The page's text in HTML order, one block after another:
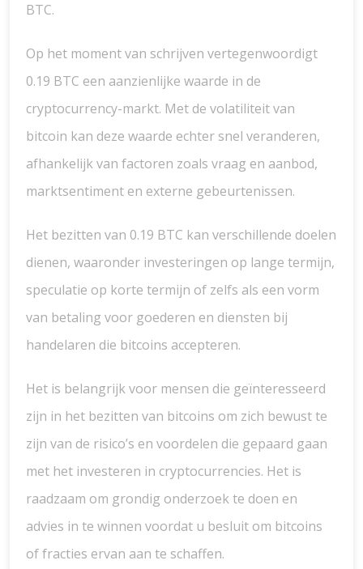
BTC.
Op het moment van schrijven vertegenwoordigt
0.19 BTC een aanzienlijke waarde in de
cryptocurrency-markt. Met de volatiliteit van
bitcoin kan deze waarde echter snel veranderen,
afhankelijk van factoren zoals vraag en aanbod,
marktsentiment en externe gebeurtenissen.
Het bezitten van 0.19 BTC kan verschillende doelen
dienen, waaronder investeringen op lange termijn,
speculatie op korte termijn of zelfs als een vorm
van betaling voor goederen en diensten bij
handelaren die bitcoins accepteren.
Het is belangrijk voor mensen die geïnteresseerd
zijn in het bezitten van bitcoins om zich bewust te
zijn van de risico’s en voordelen die gepaard gaan
met het investeren in cryptocurrencies. Het is
raadzaam om grondig onderzoek te doen en
advies in te winnen voordat u besluit om bitcoins
of fracties ervan aan te schaffen.